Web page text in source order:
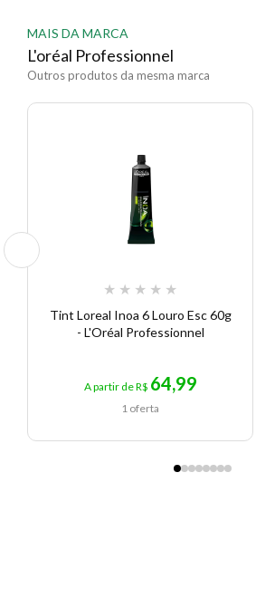
MAIS DA MARCA
L'oréal Professionnel
Outros produtos da mesma marca
★ ★ ★ ★ ★
Tint Loreal Inoa 6 Louro Esc 60g
- L'Oréal Professionnel
A partir de R$ 64,99
1 oferta